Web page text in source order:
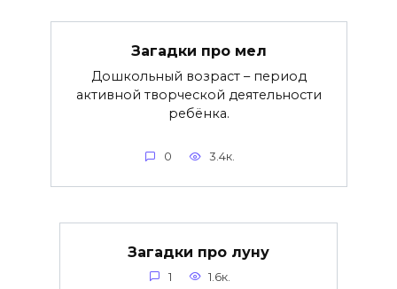
Загадки про мел
Дошкольный возраст – период
активной творческой деятельности
ребёнка.
0 3.4к.
Загадки про луну
1 1.6к.